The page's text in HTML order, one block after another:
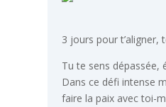
3 jours pour
Tu te sens dépassée,
Dans ce défi intense
faire la paix avec toi-